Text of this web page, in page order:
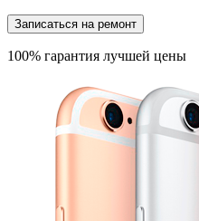
Записаться на ремонт
100% гарантия лучшей цены